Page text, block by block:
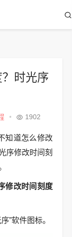
时光序
• 1902
知道怎么修改
序修改时间刻
修改时间刻度
”软件图标。